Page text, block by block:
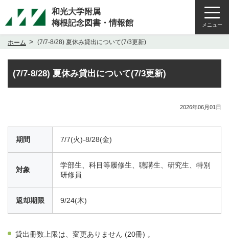
和光大学附属
梅根記念図書・情報館
メニュー
ホーム > (7/7-8/28) 夏休み貸出について(7/3更新)
(7/7-8/28) 夏休み貸出について(7/3更新)
2026年06月01日
期間 7/7(火)-8/28(金)
対象
学部生、科目等履修生、聴講生、研究生、特別
研修員
返却期限 9/24(木)
貸出冊数上限は、変更ありません (20冊) 。